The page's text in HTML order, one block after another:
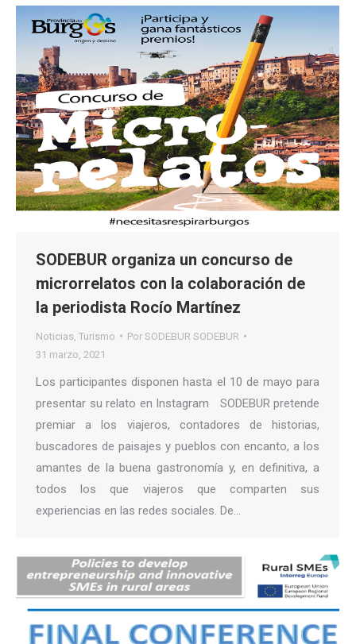
SODEBUR organiza un concurso de
microrrelatos con la colaboración de
la periodista Rocío Martínez
Noticias Turismo Por SODEBUR SODEBUR
31 marzo, 2021
Los participantes disponen hasta el 10 de mayo para
presentar su relato en Instagram SODEBUR pretende
premiar a los viajeros, contadores de historias,
buscadores de paisajes y pueblos con encanto, a los
amantes de la buena gastronomía y, en definitiva, a
todos los que viajeros que comparten sus
experiencias en las redes sociales. De…